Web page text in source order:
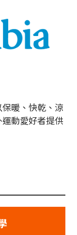
暖、快乾、涼
動愛好者提供